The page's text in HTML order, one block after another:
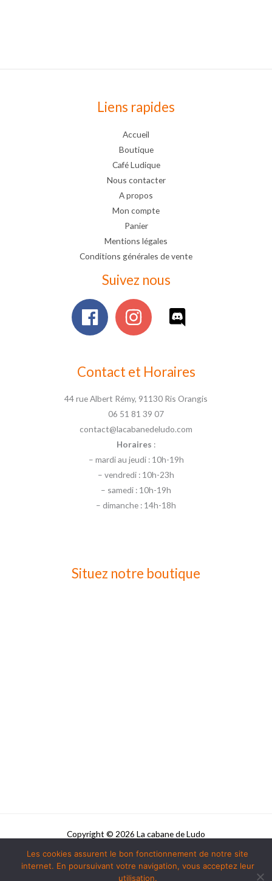
Liens rapides
Accueil
Boutique
Café Ludique
Nous contacter
A propos
Mon compte
Panier
Mentions légales
Conditions générales de vente
Suivez nous
Contact et Horaires
44 rue Albert Rémy, 91130 Ris Orangis
06 51 81 39 07
contact@lacabanedeludo.com
Horaires :
– mardi au jeudi : 10h-19h
– vendredi : 10h-23h
– samedi : 10h-19h
– dimanche : 14h-18h
Situez notre boutique
Copyright © 2026 La cabane de Ludo
Powered by La cabane de Ludo
Les cookies assurent le bon fonctionnement de notre site
internet. En poursuivant votre navigation, vous acceptez leur
utilisation.